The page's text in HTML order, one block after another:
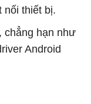
nối thiết bị.
chẳng hạn như
Android